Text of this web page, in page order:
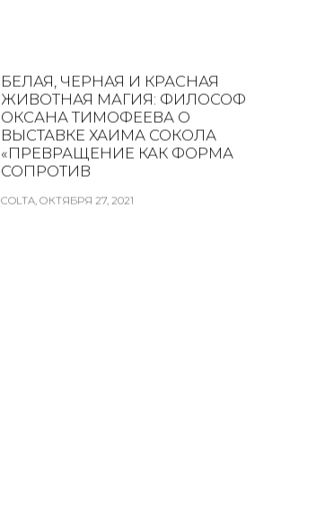
БЕЛАЯ, ЧЕРНАЯ И КРАСНАЯ
ЖИВОТНАЯ МАГИЯ: ФИЛОСОФ
ОКСАНА ТИМОФЕЕВА О
ВЫСТАВКЕ ХАИМА СОКОЛА
«ПРЕВРАЩЕНИЕ КАК ФОРМА
СОПРОТИВ
COLTA, ОКТЯБРЯ 27, 2021